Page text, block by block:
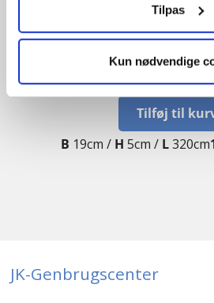
Tilpas
Kun nødvendige
kr.900,00
Tilføj til
B 19cm / H 5cm / L320cm
JK-Genbrugscenter